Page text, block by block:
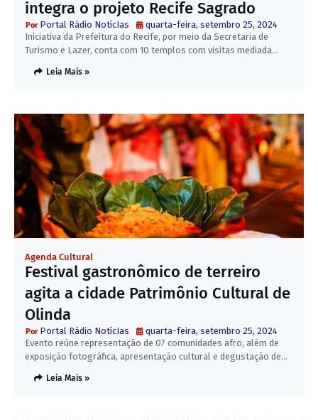
integra o projeto Recife Sagrado
Portal Rádio NotícIas
quarta-feira, setembro 25, 2024
Iniciativa da Prefeitura do Recife, por meio da Secretaria de
Turismo e Lazer, conta com 10 templos com visitas mediada…
Leia Mais »
Agenda Cultural
Festival gastronômico de terreiro
agita a cidade Patrimônio Cultural de
Olinda
Portal Rádio NotícIas
quarta-feira, setembro 25, 2024
Evento reúne representação de 07 comunidades afro, além de
exposição fotográfica, apresentação cultural e degustação de…
Leia Mais »